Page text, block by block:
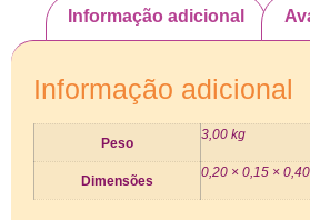
Informação adicional
Informação adicional
Peso
3,00 kg
Dimensões
0,20 × 0,15 ×